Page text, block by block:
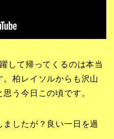
して帰ってくるのは本当
柏レイソルからも沢山
う今日この頃です。
したが？良い一日を過